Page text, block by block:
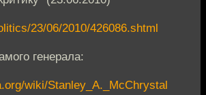
23/06/2010/426086.shtml
генерала:
wiki/Stanley_A._McChrystal